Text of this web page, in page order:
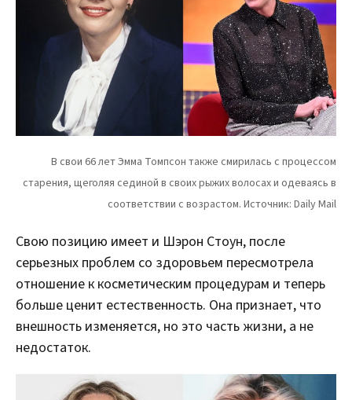
Свою позицию имеет и Шэрон Стоун, после
серьезных проблем со здоровьем пересмотрела
отношение к косметическим процедурам и теперь
больше ценит естественность. Она признает, что
внешность изменяется, но это часть жизни, а не
недостаток.